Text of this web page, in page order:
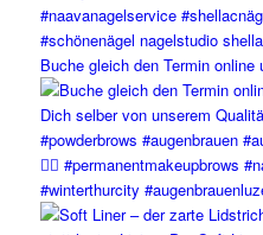
Buche gleich den Termin online